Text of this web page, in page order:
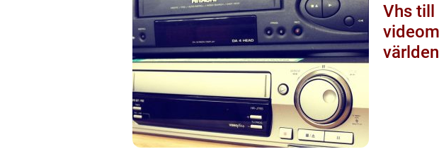
Vhs till usb så
världen